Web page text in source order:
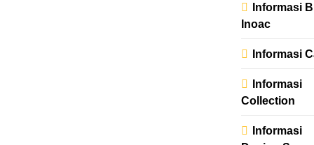
Informasi
Inoac
Informasi
Informasi
Collection
Informasi